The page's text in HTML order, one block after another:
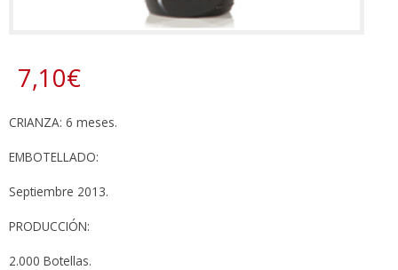
7,10€
CRIANZA: 6 meses.
EMBOTELLADO:
Septiembre 2013.
PRODUCCIÓN:
2.000 Botellas.